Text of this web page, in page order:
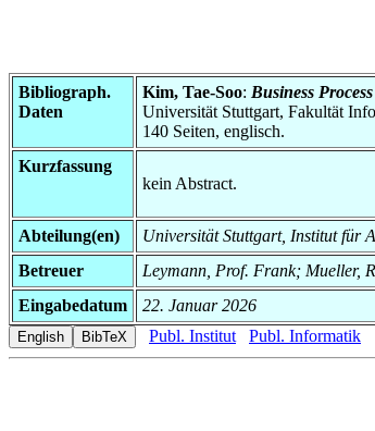
Bibliograph.
Daten
Kim, Tae-Soo: Business
Universität Stuttgart, Fakultät
140 Seiten, englisch.
Kurzfassung
kein Abstract.
Abteilung(en)
Universität Stuttgart, Institut für
Betreuer
Leymann, Prof. Frank; Mueller,
Eingabedatum
22. Januar 2026
Publ. Institut
Publ. Informatik